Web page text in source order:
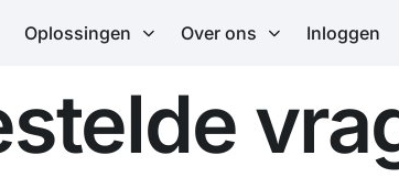
Oplossingen Over ons Inloggen